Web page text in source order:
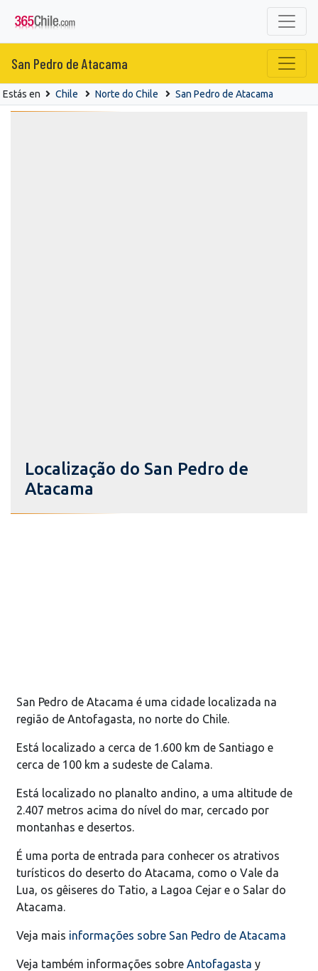
San Pedro de Atacama
Estás en Chile Norte do Chile San Pedro de Atacama
Localização do San Pedro de
Atacama
San Pedro de Atacama é uma cidade localizada na
região de Antofagasta, no norte do Chile.
Está localizado a cerca de 1.600 km de Santiago e
cerca de 100 km a sudeste de Calama.
Está localizado no planalto andino, a uma altitude de
2.407 metros acima do nível do mar, cercado por
montanhas e desertos.
É uma porta de entrada para conhecer os atrativos
turísticos do deserto do Atacama, como o Vale da
Lua, os gêiseres do Tatio, a Lagoa Cejar e o Salar do
Atacama.
Veja mais informações sobre San Pedro de Atacama
Veja também informações sobre Antofagasta y